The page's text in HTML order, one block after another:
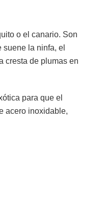
o el canario. Son
la ninfa, el
cresta de plumas en
para que el
acero inoxidable,